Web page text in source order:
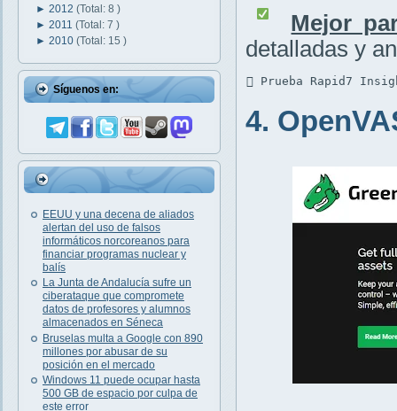
► 2012 (Total: 8 )
► 2011 (Total: 7 )
► 2010 (Total: 15 )
Síguenos en:
EEUU y una decena de aliados
alertan del uso de falsos
informáticos norcoreanos para
financiar programas nuclear y
balís
La Junta de Andalucía sufre un
ciberataque que compromete
datos de profesores y alumnos
almacenados en Séneca
Bruselas multa a Google con 890
millones por abusar de su
posición en el mercado
Windows 11 puede ocupar hasta
500 GB de espacio por culpa de
este error
Mejor
detalladas y
 Prueba Rapid7
4.